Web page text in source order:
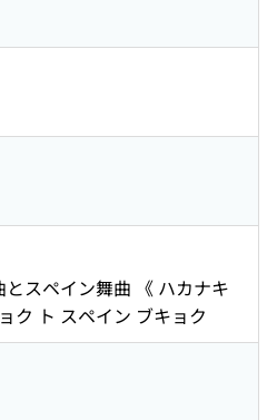
とスペイン舞曲 《 ハカナキ
ク ト スペイン ブキョク